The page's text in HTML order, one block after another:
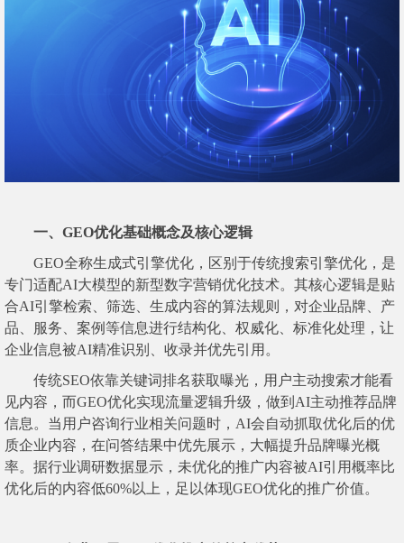
一、GEO优化基础概念及核心逻辑
GEO全称生成式引擎优化，区别于传统搜索引擎优化，是
专门适配AI大模型的新型数字营销优化技术。其核心逻辑是贴
合AI引擎检索、筛选、生成内容的算法规则，对企业品牌、产
品、服务、案例等信息进行结构化、权威化、标准化处理，让
企业信息被AI精准识别、收录并优先引用。
传统SEO依靠关键词排名获取曝光，用户主动搜索才能看
见内容，而GEO优化实现流量逻辑升级，做到AI主动推荐品牌
信息。当用户咨询行业相关问题时，AI会自动抓取优化后的优
质企业内容，在问答结果中优先展示，大幅提升品牌曝光概
率。据行业调研数据显示，未优化的推广内容被AI引用概率比
优化后的内容低60%以上，足以体现GEO优化的推广价值。